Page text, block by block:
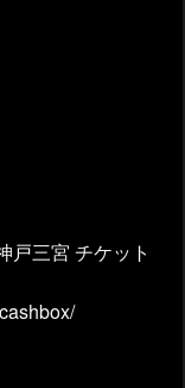
戸三宮 チケット